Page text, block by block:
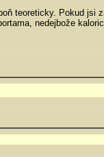
teoreticky. Pokud jsi
nedejbože